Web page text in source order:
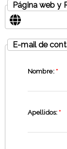
Página web y
E-mail de
Nombre: *
Apellidos: *